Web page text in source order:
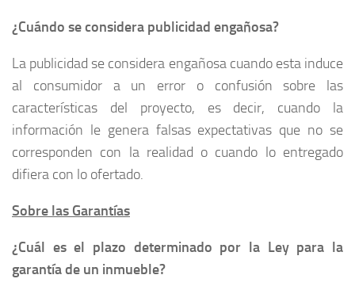
¿Cuándo se considera publicidad engañosa?
La publicidad se considera engañosa cuando esta induce
al consumidor a un error o confusión sobre las
características del proyecto, es decir, cuando la
información le genera falsas expectativas que no se
corresponden con la realidad o cuando lo entregado
difiera con lo ofertado.
Sobre las Garantías
¿Cuál es el plazo determinado por la Ley para la
garantía de un inmueble?